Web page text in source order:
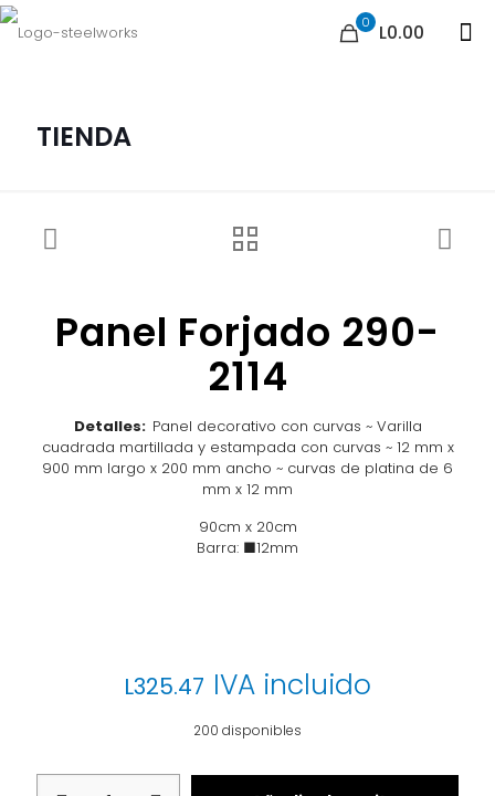
0 L0.00
TIENDA
Panel Forjado 290-
2114
Detalles: Panel decorativo con curvas ~ Varilla
cuadrada martillada y estampada con curvas ~ 12 mm x
900 mm largo x 200 mm ancho ~ curvas de platina de 6
mm x 12 mm
90cm x 20cm
Barra: ■12mm
L325.47 IVA incluido
200 disponibles